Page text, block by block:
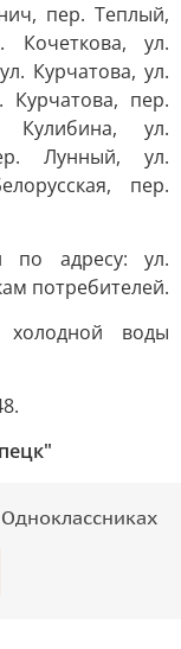
пер. Теплый,
Кочеткова, ул.
Курчатова, ул.
Курчатова, пер.
ул.
Лунный, ул.
пер.
по адресу: ул.
потребителей.
воды